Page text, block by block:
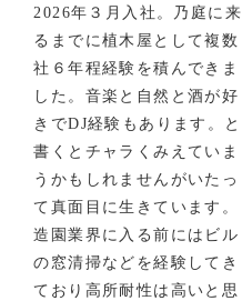
2026年３月入社。乃庭に来
るまでに植木屋として複数
社６年程経験を積んできま
した。音楽と自然と酒が好
きでDJ経験もあります。と
書くとチャラくみえていま
うかもしれませんがいたっ
て真面目に生きています。
造園業界に入る前にはビル
の窓清掃などを経験してき
ており高所耐性は高いと思